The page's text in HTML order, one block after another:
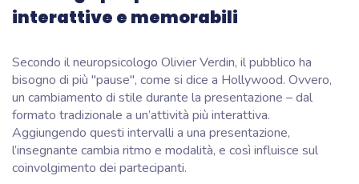
interattive e memorabili
Secondo il neuropsicologo Olivier Verdin, il pubblico ha
bisogno di più "pause", come si dice a Hollywood. Ovvero,
un cambiamento di stile durante la presentazione – dal
formato tradizionale a un’attività più interattiva.
Aggiungendo questi intervalli a una presentazione,
l’insegnante cambia ritmo e modalità, e così influisce sul
coinvolgimento dei partecipanti.